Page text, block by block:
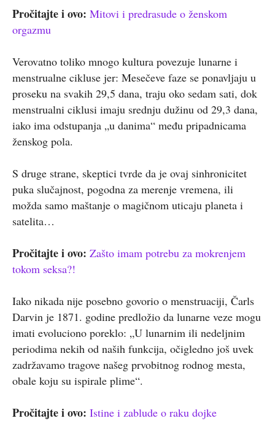
Pročitajte i ovo: Mitovi i predrasude o ženskom
orgazmu
Verovatno toliko mnogo kultura povezuje lunarne i
menstrualne cikluse jer: Mesečeve faze se ponavljaju u
proseku na svakih 29,5 dana, traju oko sedam sati, dok
menstrualni ciklusi imaju srednju dužinu od 29,3 dana,
iako ima odstupanja „u danima“ među pripadnicama
ženskog pola.
S druge strane, skeptici tvrde da je ovaj sinhronicitet
puka slučajnost, pogodna za merenje vremena, ili
možda samo maštanje o magičnom uticaju planeta i
satelita…
Pročitajte i ovo: Zašto imam potrebu za mokrenjem
tokom seksa?!
Iako nikada nije posebno govorio o menstruaciji, Čarls
Darvin je 1871. godine predložio da lunarne veze mogu
imati evoluciono poreklo: „U lunarnim ili nedeljnim
periodima nekih od naših funkcija, očigledno još uvek
zadržavamo tragove našeg prvobitnog rodnog mesta,
obale koju su ispirale plime“.
Pročitajte i ovo: Istine i zablude o raku dojke